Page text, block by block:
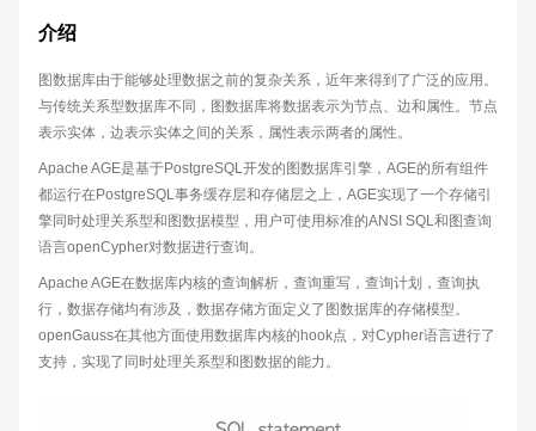
介绍
图数据库由于能够处理数据之前的复杂关系，近年来得到了广泛的应用。
与传统关系型数据库不同，图数据库将数据表示为节点、边和属性。节点
表示实体，边表示实体之间的关系，属性表示两者的属性。
Apache AGE是基于PostgreSQL开发的图数据库引擎，AGE的所有组件
都运行在PostgreSQL事务缓存层和存储层之上，AGE实现了一个存储引
擎同时处理关系型和图数据模型，用户可使用标准的ANSI SQL和图查询
语言openCypher对数据进行查询。
Apache AGE在数据库内核的查询解析，查询重写，查询计划，查询执
行，数据存储均有涉及，数据存储方面定义了图数据库的存储模型。
openGauss在其他方面使用数据库内核的hook点，对Cypher语言进行了
支持，实现了同时处理关系型和图数据的能力。